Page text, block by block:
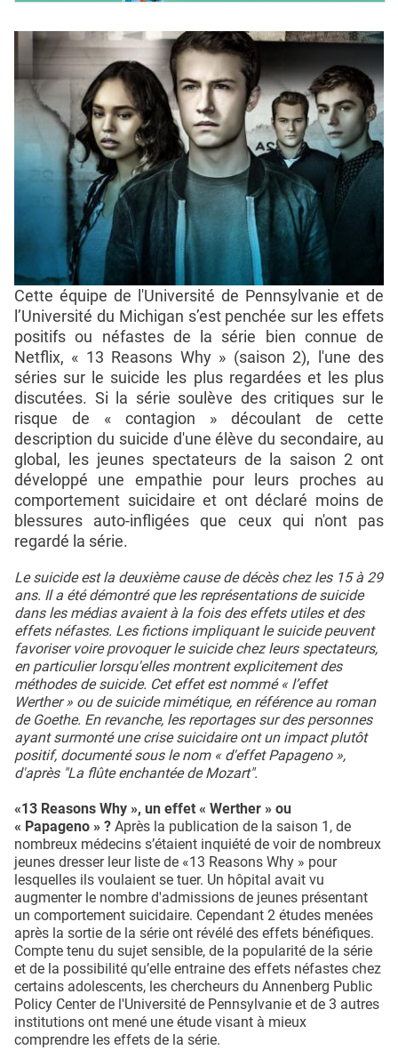
Cette équipe de l'Université de Pennsylvanie et de
l’Université du Michigan s’est penchée sur les effets
positifs ou néfastes de la série bien connue de
Netflix, « 13 Reasons Why » (saison 2), l'une des
séries sur le suicide les plus regardées et les plus
discutées. Si la série soulève des critiques sur le
risque de « contagion » découlant de cette
description du suicide d'une élève du secondaire, au
global, les jeunes spectateurs de la saison 2 ont
développé une empathie pour leurs proches au
comportement suicidaire et ont déclaré moins de
blessures auto-infligées que ceux qui n'ont pas
regardé la série.
Le suicide est la deuxième cause de décès chez les 15 à 29
ans. Il a été démontré que les représentations de suicide
dans les médias avaient à la fois des effets utiles et des
effets néfastes. Les fictions impliquant le suicide peuvent
favoriser voire provoquer le suicide chez leurs spectateurs,
en particulier lorsqu'elles montrent explicitement des
méthodes de suicide. Cet effet est nommé « l’effet
Werther » ou de suicide mimétique, en référence au roman
de Goethe. En revanche, les reportages sur des personnes
ayant surmonté une crise suicidaire ont un impact plutôt
positif, documenté sous le nom « d'effet Papageno »,
d'après "La flûte enchantée de Mozart".
«13 Reasons Why », un effet « Werther » ou
« Papageno » ? Après la publication de la saison 1, de
nombreux médecins s’étaient inquiété de voir de nombreux
jeunes dresser leur liste de «13 Reasons Why » pour
lesquelles ils voulaient se tuer. Un hôpital avait vu
augmenter le nombre d'admissions de jeunes présentant
un comportement suicidaire. Cependant 2 études menées
après la sortie de la série ont révélé des effets bénéfiques.
Compte tenu du sujet sensible, de la popularité de la série
et de la possibilité qu’elle entraine des effets néfastes chez
certains adolescents, les chercheurs du Annenberg Public
Policy Center de l'Université de Pennsylvanie et de 3 autres
institutions ont mené une étude visant à mieux
comprendre les effets de la série.